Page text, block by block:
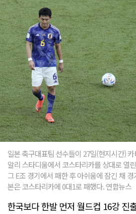
일본 축구대표팀 선수들이 27일(현지시간)
알리 스타디움에서 코스타리카를 상대로 열
그 E조 경기에서 패한 후 아쉬움에 잠긴 채
본은 코스타리카에 0대1로 패했다. 연합뉴스
한국보다 한발 먼저 월드컵 16강 진